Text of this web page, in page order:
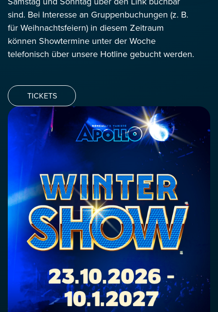
sind. Bei Interesse an Gruppenbuchungen (z. B.
für Weihnachtsfeiern) in diesem Zeitraum
können Showtermine unter der Woche
telefonisch über unsere Hotline gebucht werden.
TICKETS